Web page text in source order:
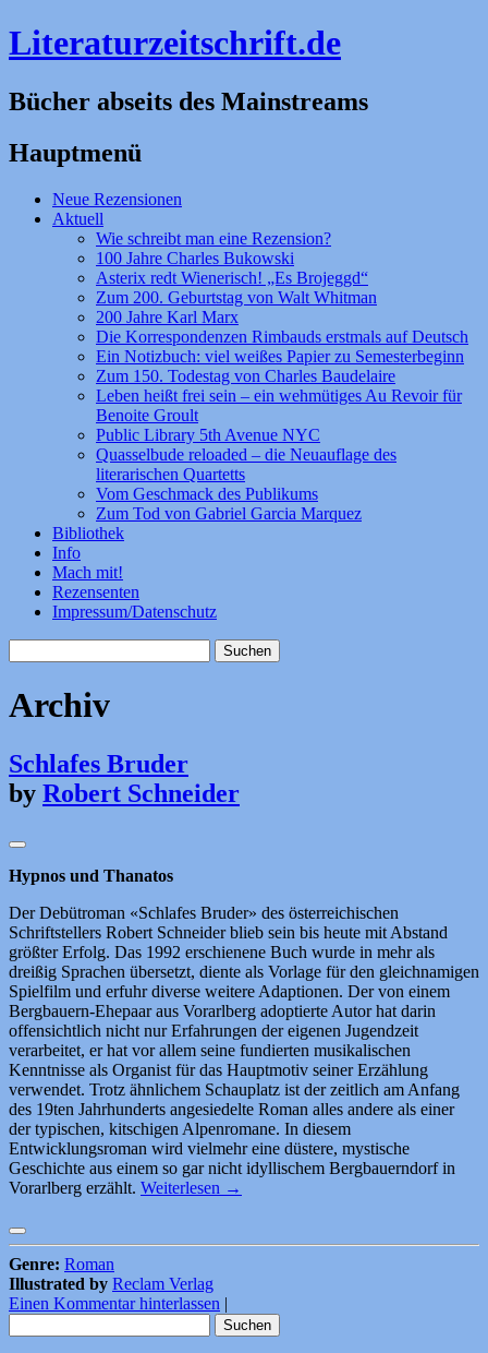
Literaturzeitschrift.de
Bücher abseits des Mainstreams
Hauptmenü
Zum
Inhalt
Neue Rezensionen
Aktuell
Wie schreibt man eine Rezension?
100 Jahre Charles Bukowski
Asterix redt Wienerisch! „Es Brojeggd“
Zum 200. Geburtstag von Walt Whitman
200 Jahre Karl Marx
Die Korrespondenzen Rimbauds erstmals auf Deutsch
Ein Notizbuch: viel weißes Papier zu Semesterbeginn
Zum 150. Todestag von Charles Baudelaire
Leben heißt frei sein – ein wehmütiges Au Revoir für
Benoite Groult
Public Library 5th Avenue NYC
Quasselbude reloaded – die Neuauflage des
literarischen Quartetts
Vom Geschmack des Publikums
Zum Tod von Gabriel Garcia Marquez
Bibliothek
Info
Mach mit!
Rezensenten
Impressum/Datenschutz
nach:
Archiv
Schlafes Bruder
by Robert Schneider
Hypnos und Thanatos
Der Debütroman «Schlafes Bruder» des österreichischen
Schriftstellers Robert Schneider blieb sein bis heute mit Abstand
größter Erfolg. Das 1992 erschienene Buch wurde in mehr als
dreißig Sprachen übersetzt, diente als Vorlage für den gleichnamigen
Spielfilm und erfuhr diverse weitere Adaptionen. Der von einem
Bergbauern-Ehepaar aus Vorarlberg adoptierte Autor hat darin
offensichtlich nicht nur Erfahrungen der eigenen Jugendzeit
verarbeitet, er hat vor allem seine fundierten musikalischen
Kenntnisse als Organist für das Hauptmotiv seiner Erzählung
verwendet. Trotz ähnlichem Schauplatz ist der zeitlich am Anfang
des 19ten Jahrhunderts angesiedelte Roman alles andere als einer
der typischen, kitschigen Alpenromane. In diesem
Entwicklungsroman wird vielmehr eine düstere, mystische
Geschichte aus einem so gar nicht idyllischem Bergbauerndorf in
Vorarlberg erzählt. Weiterlesen →
Genre: Roman
Illustrated by Reclam Verlag
Einen Kommentar hinterlassen
nach: